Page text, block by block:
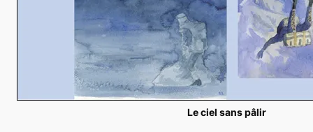
Le ciel sans pâlir